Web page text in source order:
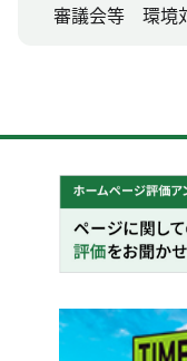
審議会等 環境